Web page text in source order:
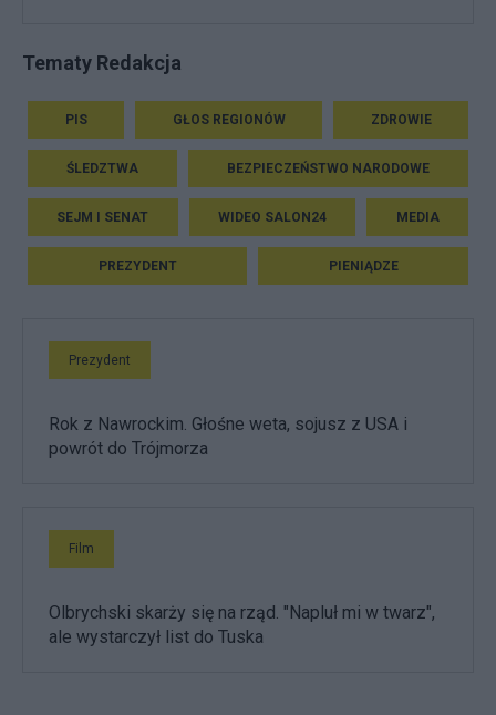
Tematy Redakcja
PIS GŁOS REGIONÓW ZDROWIE
ŚLEDZTWA BEZPIECZEŃSTWO NARODOWE
SEJM I SENAT WIDEO SALON24 MEDIA
PREZYDENT PIENIĄDZE
Prezydent
Rok z Nawrockim. Głośne weta, sojusz z USA i
powrót do Trójmorza
Film
Olbrychski skarży się na rząd. "Napluł mi w twarz",
ale wystarczył list do Tuska